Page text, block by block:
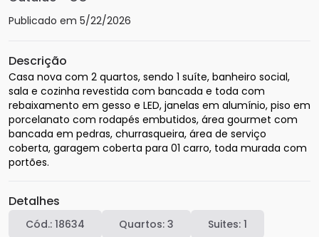
Publicado em 5/22/2026
Descrição
Casa nova com 2 quartos, sendo 1 suíte, banheiro social,
sala e cozinha revestida com bancada e toda com
rebaixamento em gesso e LED, janelas em alumínio, piso em
porcelanato com rodapés embutidos, área gourmet com
bancada em pedras, churrasqueira, área de serviço
coberta, garagem coberta para 01 carro, toda murada com
portões.
Detalhes
Cód.: 18634 Quartos: 3 Suites: 1